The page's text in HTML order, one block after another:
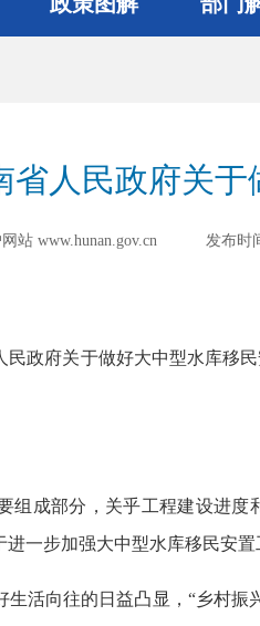
人民政府关于
站 www.hunan.gov.cn 发布时
府关于做好大中型水库移民
成部分，关乎工程建设进度
一步加强大中型水库移民安
向往的日益凸显，“乡村振